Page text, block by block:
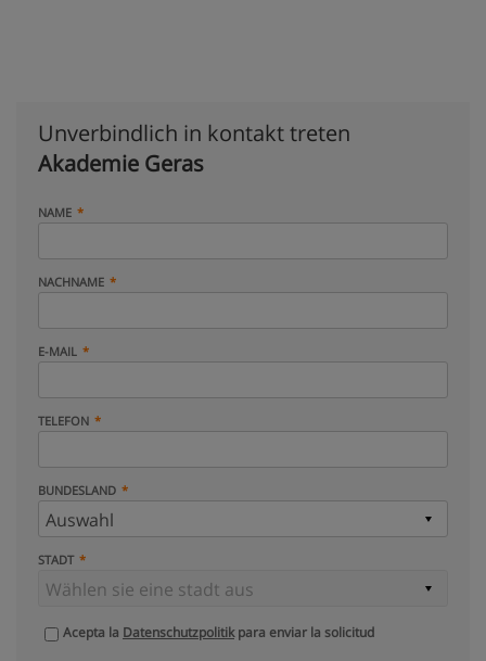
Unverbindlich in kontakt treten
Akademie Geras
NAME
NACHNAME
E-MAIL
TELEFON
BUNDESLAND
STADT
Acepta la Datenschutzpolitikpara enviar la solicitud